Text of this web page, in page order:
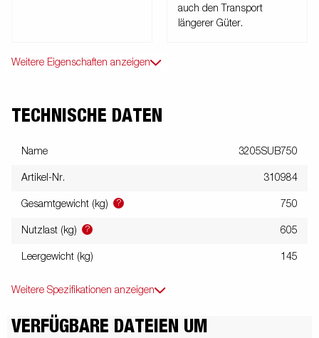
auch den Transport
längerer Güter.
Weitere Eigenschaften anzeigen
TECHNISCHE DATEN
Name 3205SUB750
Artikel-Nr. 310984
Gesamtgewicht (kg) ? 750
Nutzlast (kg) ? 605
Leergewicht (kg) 145
Weitere Spezifikationen anzeigen
VERFÜGBARE DATEIEN UM